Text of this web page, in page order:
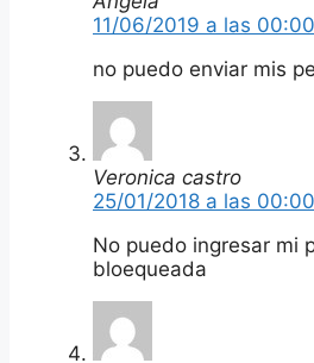
11/06/2019 a las 00:00
no puedo enviar mis
Veronica castro
25/01/2018 a las 00:00
No puedo ingresar mi
bloequeada